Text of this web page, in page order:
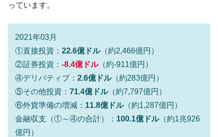
『Money1』
『Money1』
『Money1』
韓国型イージス搭載の次世代駆逐艦
「KDDX」1番艦、2032年竣工と公示
『Money1』
【対日本円】ウォン安が急進！ 日米の協調
に韓国がいっちょがみしたのでは。
『Money1』
韓国政府『BYD』車への補助金を全廃 ⇒ 実
は韓国で『BYD』車は売れている。6カ月で対前年同期比
っています。
2021年03月
①直接投資： 22.6億ドル（約2,466億円）
②証券投資： -8.4億ドル（約-911億円）
④デリバティブ： 2.6億ドル（約283億円）
⑤その他投資： 71.4億ドル（約7,797億円）
⑥外貨準備の増減： 11.8億ドル（約1,287億円）
金融収支（①～④の合計）： 100.1億ドル（約1兆926
億円）